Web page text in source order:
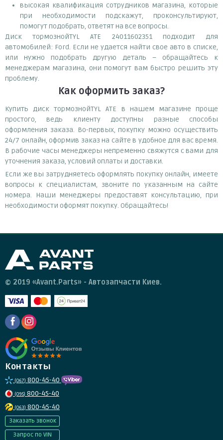
высокая квалификация сотрудников магазина, которые
при необходимости подскажут, проконсультируют,
помогут подобрать, ответят на все вопросы.
Диск тормознойTYL ATE 24011602351 подходит для
автомобилей: Ford. Если не удается найти свое авто в списке,
или нужно подобрать другую деталь – обращайтесь к
менеджерам магазина, они помогут вам быстро решить эту
проблему.
Как оформить заказ?
Купить диск тормознойTYL ATE в нашем магазине проще
простого, ведь клиенту доступны разные способы
оформления заказа. Во-первых, покупку можно осуществить
24/7 онлайн, оформив заказ на сайте в удобное для вас время.
В рабочие часы менеджеры непременно свяжутся с вами для
уточнения заказа, условий оплаты и доставки.
Если же вы затрудняетесь оформлять покупку онлайн, имеете
вопросы к специалистам, звоните по указанным на сайте
номера. Наши менеджеры предоставят консультацию, при
необходимости оформят покупку. Обращайтесь!
© 2019 «Avant.Parts» - Автозапчасти Киев.
Контакты
(067) 800-45-40
(095) 800-45-40
(063) 800-45-40
Заказать звонок
Запрос по VIN